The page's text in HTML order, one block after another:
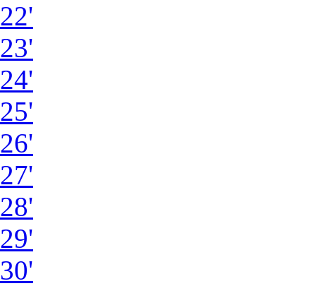
22'
23'
24'
25'
26'
27'
28'
29'
30'